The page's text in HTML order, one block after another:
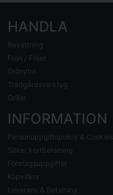
HANDLA
Bevattning
Frön / Fröer
Grönytor
Trädgårdsverktyg
Grillar
INFORMATION
Personuppgiftspolicy & Cookies
Säker kortbetalning
Företagsuppgifter
Köpvillkor
Leverans & Betalning